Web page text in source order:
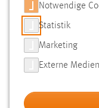
SUCHE
FILTER
Typ
Notwendige
Statistik
Marketing
Externe Medien